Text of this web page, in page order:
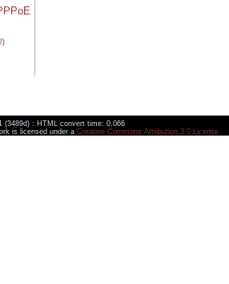
(3489d) : HTML convert time: 0.066
is licensed under a Creative Commons Attribution 3.0 License